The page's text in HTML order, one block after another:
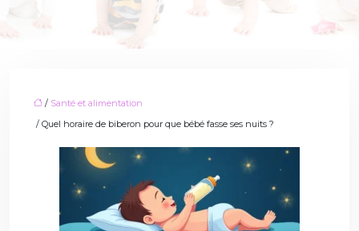
/ Santé et alimentation
/ Quel horaire de biberon pour que bébé fasse ses nuits ?